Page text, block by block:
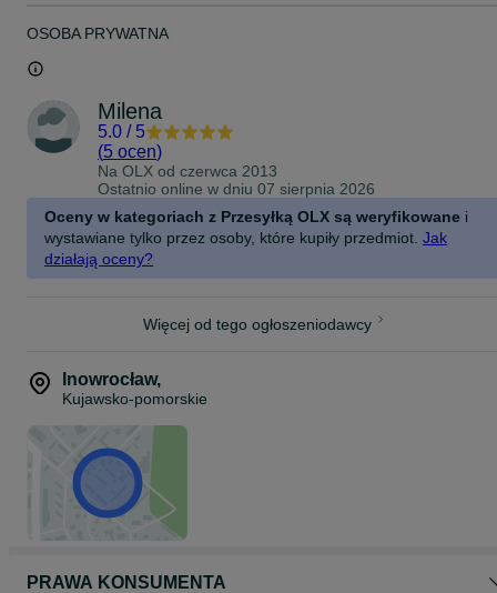
OSOBA PRYWATNA
Milena
5.0 / 5
(5 ocen)
Na OLX od czerwca 2013
Ostatnio online w dniu 07 sierpnia 2026
Oceny w kategoriach z Przesyłką OLX są weryfikowane i
wystawiane tylko przez osoby, które kupiły przedmiot. Jak
działają oceny?
Więcej od tego ogłoszeniodawcy
Inowrocław,
Kujawsko-pomorskie
PRAWA KONSUMENTA